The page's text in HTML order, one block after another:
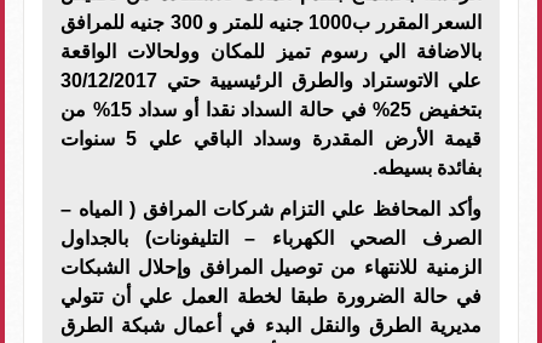
السعر المقرر ب1000 جنيه للمتر و 300 جنيه للمرافق
بالاضافة الي رسوم تميز للمكان وولحالات الواقعة
علي الاتوستراد والطرق الرئيسيية حتي 30/12/2017
بتخفيض 25% في حالة السداد نقدا أو سداد 15% من
قيمة الأرض المقدرة وسداد الباقي علي 5 سنوات
بفائدة بسيطه.
وأكد المحافظ علي التزام شركات المرافق ( المياه –
الصرف الصحي الكهرباء – التليفونات) بالجداول
الزمنية للانتهاء من توصيل المرافق وإحلال الشبكات
في حالة الضرورة طبقا لخطة العمل علي أن تتولي
مديرية الطرق والنقل البدء في أعمال شبكة الطرق